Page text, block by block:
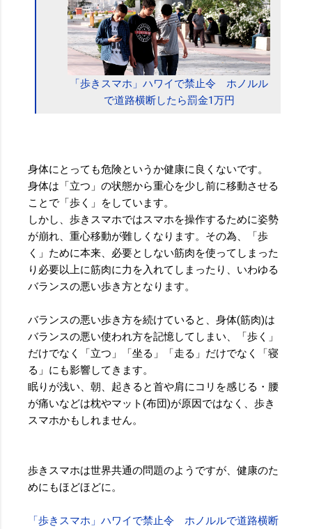
「歩きスマホ」ハワイで禁止令 ホノルル
で道路横断したら罰金1万円
身体にとっても危険というか健康に良くないです。
身体は「立つ」の状態から重心を少し前に移動させる
ことで「歩く」をしています。
しかし、歩きスマホではスマホを操作するために姿勢
が崩れ、重心移動が難しくなります。その為、「歩
く」ために本来、必要としない筋肉を使ってしまった
り必要以上に筋肉に力を入れてしまったり、いわゆる
バランスの悪い歩き方となります。
バランスの悪い歩き方を続けていると、身体(筋肉)は
バランスの悪い使われ方を記憶してしまい、「歩く」
だけでなく「立つ」「坐る」「走る」だけでなく「寝
る」にも影響してきます。
眠りが浅い、朝、起きると首や肩にコリを感じる・腰
が痛いなどは枕やマット(布団)が原因ではなく、歩き
スマホかもしれません。
歩きスマホは世界共通の問題のようですが、健康のた
めにもほどほどに。
「歩きスマホ」ハワイで禁止令 ホノルルで道路横断